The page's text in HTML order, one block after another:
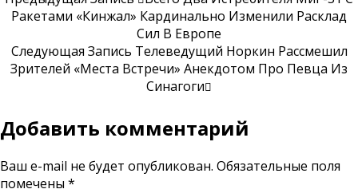
Ракетами «Кинжал» Кардинально Изменили Расклад
Сил В Европе
Следующая Запись Телеведущий Норкин Рассмешил
Зрителей «Места Встречи» Анекдотом Про Певца Из
Синагоги
Добавить комментарий
Ваш e-mail не будет опубликован. Обязательные поля
помечены *